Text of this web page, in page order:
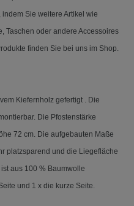
Sie weitere Artikel wie
Taschen oder andere Accessoires
finden Sie bei uns im Shop.
Kiefernholz gefertigt . Die
Die Pfostenstärke
72 cm. Die aufgebauten Maße
platzsparend und die Liegefläche
aus 100 % Baumwolle
und 1 x die kurze Seite.